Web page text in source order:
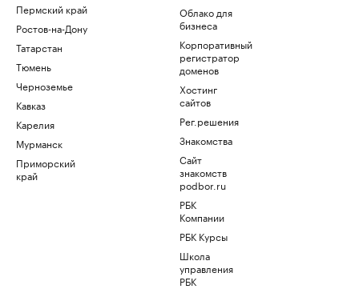
Пермский край
Ростов-на-Дону
Татарстан
Тюмень
Черноземье
Кавказ
Карелия
Мурманск
Приморский
край
Облако для
бизнеса
Корпоративный
регистратор
доменов
Хостинг
сайтов
Рег.решения
Знакомства
Сайт
знакомств
podbor.ru
РБК
Компании
РБК Курсы
Школа
управления
РБК